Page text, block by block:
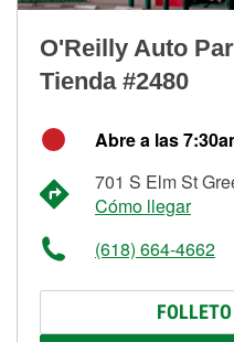
O'Reilly Auto
Tienda #2480
Abre a las
701 S Elm St
Cómo llegar
(618) 664-4662